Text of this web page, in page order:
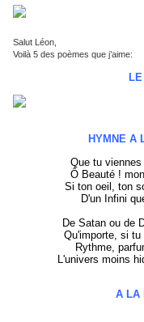
Salut Léon,
Voilà 5 des poèmes que j’aime:
HYMNE A
Que tu
Ô Beauté !
Si ton oeil, ton
D'un Infini
De Satan ou de
Qu'importe, si
Rythme,
L'univers moins
A LA